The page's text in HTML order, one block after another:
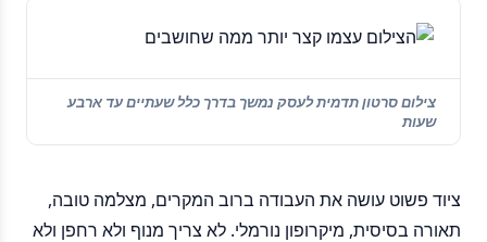
צילום סרטון תדמית לעסק נמשך בדרך כלל שעתיים עד ארבע
שעות
ציוד פשוט עושה את העבודה ברוב המקרים, מצלמה טובה,
תאורה בסיסית, מיקרופון נורמלי. לא צריך מנוף ולא רחפן ולא